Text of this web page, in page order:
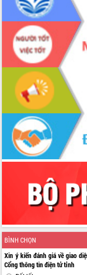
BÌNH CHỌN
Xin ý kiến đánh giá về giao
Cổng thông tin điện tử tỉnh